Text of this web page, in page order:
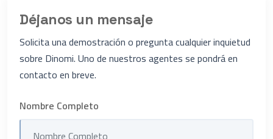
Déjanos un mensaje
Solicita una demostración o pregunta cualquier inquietud
sobre Dinomi. Uno de nuestros agentes se pondrá en
contacto en breve.
Nombre Completo